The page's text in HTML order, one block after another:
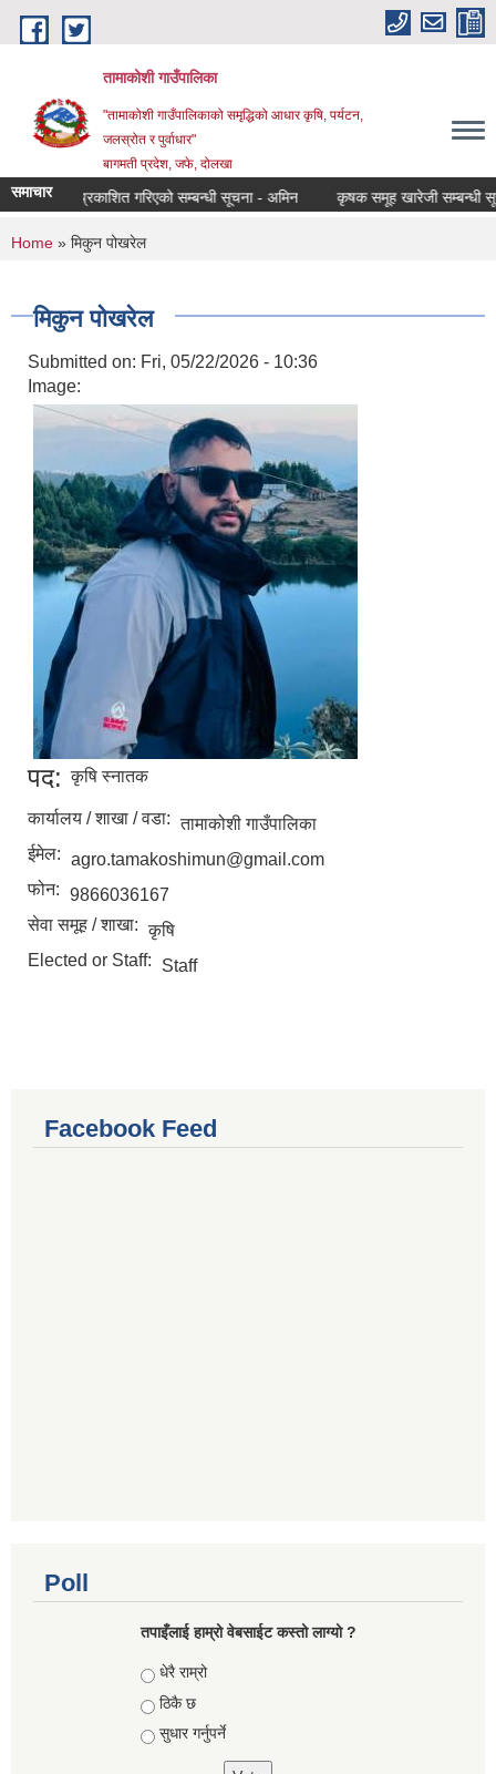
Skip to main content
तामाकोशी गाउँपालिका
"तामाकोशी गाउँपालिकाको समृद्धिको आधार कृषि, पर्यटन,
जलस्रोत र पुर्वाधार"
बागमती प्रदेश, जफे, दोलखा
समाचार
नतिजा प्रकाशित गरिएको सम्बन्धी सूचना - अमिन कृषक समूह खारेजी सम्बन्धी
You are here
Home » मिकुन पोखरेल
मिकुन पोखरेल
Submitted on: Fri, 05/22/2026 - 10:36
Image:
पद: कृषि स्नातक
कार्यालय / शाखा / वडा: तामाकोशी गाउँपालिका
ईमेल: agro.tamakoshimun@gmail.com
फोन: 9866036167
सेवा समूह / शाखा: कृषि
Elected or Staff:
Staff
Facebook Feed
Poll
तपाइँलाई हाम्रो वेबसाईट कस्तो लाग्यो ?
Choices
धेरै राम्रो
ठिकै छ
सुधार गर्नुपर्ने